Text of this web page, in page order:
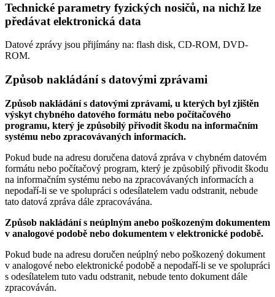
Technické parametry fyzických nosičů, na nichž lze
předávat elektronická data
Datové zprávy jsou přijímány na: flash disk, CD-ROM, DVD-
ROM.
Způsob nakládání s datovými zprávami
Způsob nakládání s datovými zprávami, u kterých byl zjištěn
výskyt chybného datového formátu nebo počítačového
programu, který je způsobilý přivodit škodu na informačním
systému nebo zpracovávaných informacích.
Pokud bude na adresu doručena datová zpráva v chybném datovém
formátu nebo počítačový program, který je způsobilý přivodit škodu
na informačním systému nebo na zpracovávaných informacích a
nepodaří-li se ve spolupráci s odesílatelem vadu odstranit, nebude
tato datová zpráva dále zpracovávána.
Způsob nakládání s neúplným anebo poškozeným dokumentem
v analogové podobě nebo dokumentem v elektronické podobě.
Pokud bude na adresu doručen neúplný nebo poškozený dokument
v analogové nebo elektronické podobě a nepodaří-li se ve spolupráci
s odesílatelem tuto vadu odstranit, nebude tento dokument dále
zpracováván.